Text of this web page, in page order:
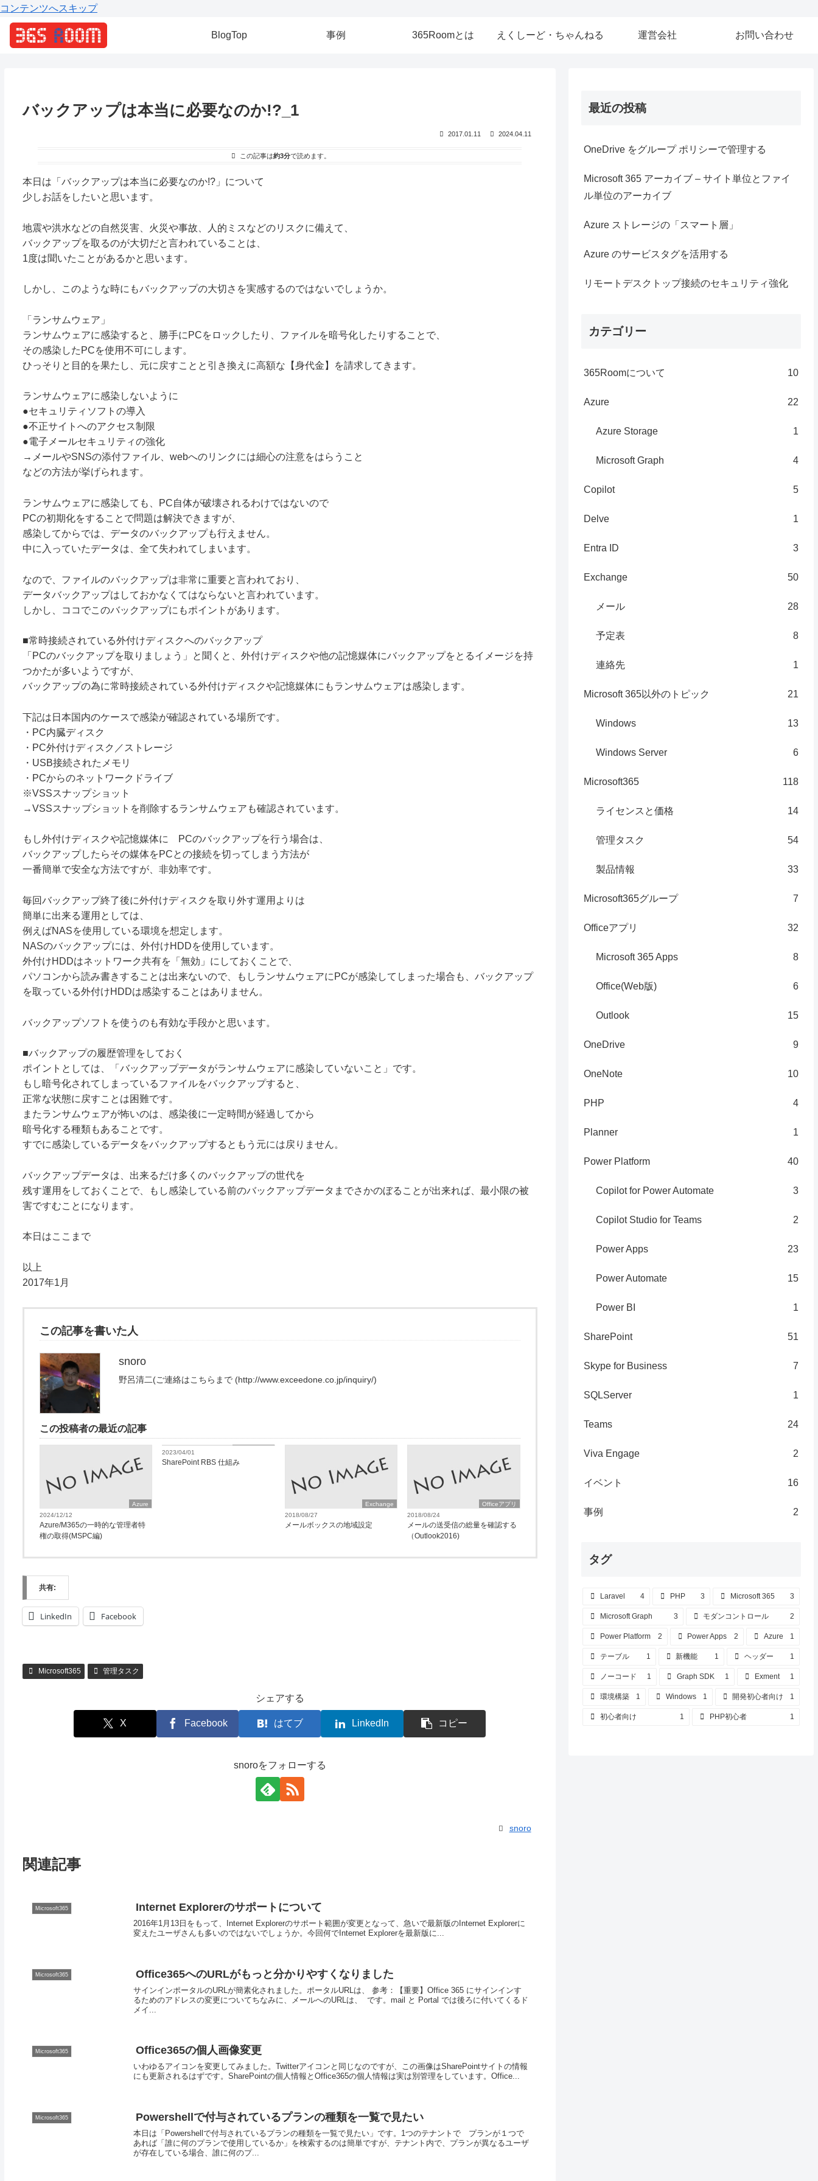
コンテンツへスキップ
BlogTop 事例 365Roomとは えくしーど・ちゃんねる 運営会社 お問い合わせ
バックアップは本当に必要なのか!?_1
2017.01.11 2024.04.11
この記事は約3分で読めます。
本日は「バックアップは本当に必要なのか!?」について
少しお話をしたいと思います。
地震や洪水などの自然災害、火災や事故、人的ミスなどのリスクに備えて、
バックアップを取るのが大切だと言われていることは、
1度は聞いたことがあるかと思います。
しかし、このような時にもバックアップの大切さを実感するのではないでしょうか。
「ランサムウェア」
ランサムウェアに感染すると、勝手にPCをロックしたり、ファイルを暗号化したりすることで、
その感染したPCを使用不可にします。
ひっそりと目的を果たし、元に戻すことと引き換えに高額な【身代金】を請求してきます。
ランサムウェアに感染しないように
●セキュリティソフトの導入
●不正サイトへのアクセス制限
●電子メールセキュリティの強化
→メールやSNSの添付ファイル、webへのリンクには細心の注意をはらうこと
などの方法が挙げられます。
ランサムウェアに感染しても、PC自体が破壊されるわけではないので
PCの初期化をすることで問題は解決できますが、
感染してからでは、データのバックアップも行えません。
中に入っていたデータは、全て失われてしまいます。
なので、ファイルのバックアップは非常に重要と言われており、
データバックアップはしておかなくてはならないと言われています。
しかし、ココでこのバックアップにもポイントがあります。
■常時接続されている外付けディスクへのバックアップ
「PCのバックアップを取りましょう」と聞くと、外付けディスクや他の記憶媒体にバックアップをとるイメージを持
つかたが多いようですが、
バックアップの為に常時接続されている外付けディスクや記憶媒体にもランサムウェアは感染します。
下記は日本国内のケースで感染が確認されている場所です。
・PC内臓ディスク
・PC外付けディスク／ストレージ
・USB接続されたメモリ
・PCからのネットワークドライブ
※VSSスナップショット
→VSSスナップショットを削除するランサムウェアも確認されています。
もし外付けディスクや記憶媒体に PCのバックアップを行う場合は、
バックアップしたらその媒体をPCとの接続を切ってしまう方法が
一番簡単で安全な方法ですが、非効率です。
毎回バックアップ終了後に外付けディスクを取り外す運用よりは
簡単に出来る運用としては、
例えばNASを使用している環境を想定します。
NASのバックアップには、外付けHDDを使用しています。
外付けHDDはネットワーク共有を「無効」にしておくことで、
パソコンから読み書きすることは出来ないので、もしランサムウェアにPCが感染してしまった場合も、バックアップ
を取っている外付けHDDは感染することはありません。
バックアップソフトを使うのも有効な手段かと思います。
■バックアップの履歴管理をしておく
ポイントとしては、「バックアップデータがランサムウェアに感染していないこと」です。
もし暗号化されてしまっているファイルをバックアップすると、
正常な状態に戻すことは困難です。
またランサムウェアが怖いのは、感染後に一定時間が経過してから
暗号化する種類もあることです。
すでに感染しているデータをバックアップするともう元には戻りません。
バックアップデータは、出来るだけ多くのバックアップの世代を
残す運用をしておくことで、もし感染している前のバックアップデータまでさかのぼることが出来れば、最小限の被
害ですむことになります。
本日はここまで
以上
2017年1月
この記事を書いた人
snoro
野呂清二(ご連絡はこちらまで (http://www.exceedone.co.jp/inquiry/)
この投稿者の最近の記事
Azure
2024/12/12
Azure/M365の一時的な管理者特
権の取得(MSPC編)
2023/04/01
SharePoint RBS 仕組み
Exchange
2018/08/27
メールボックスの地域設定
Officeアプリ
2018/08/24
メールの送受信の総量を確認する
（Outlook2016)
共有:
LinkedIn Facebook
Microsoft365 管理タスク
シェアする
X Facebook はてブ LinkedIn コピー
snoroをフォローする
snoro
関連記事
Microsoft365 Internet Explorerのサポートについて
2016年1月13日をもって、Internet Explorerのサポート範囲が変更となって、急いで最新版のInternet Explorerに
変えたユーザさんも多いのではないでしょうか。今回何でInternet Explorerを最新版に...
Microsoft365 Office365へのURLがもっと分かりやすくなりました
サインインポータルのURLが簡素化されました。ポータルURLは、 参考：【重要】Office 365 にサインインす
るためのアドレスの変更についてちなみに、メールへのURLは、 です。mail と Portal では後ろに付いてくるド
メイ...
Microsoft365 Office365の個人画像変更
いわゆるアイコンを変更してみました。Twitterアイコンと同じなのですが、この画像はSharePointサイトの情報
にも更新されるはずです。SharePointの個人情報とOffice365の個人情報は実は別管理をしています。Office...
Microsoft365 Powershellで付与されているプランの種類を一覧で見たい
本日は「Powershellで付与されているプランの種類を一覧で見たい」です。1つのテナントで プランが１つで
あれば「誰に何のプランで使用しているか」を検索するのは簡単ですが、テナント内で、プランが異なるユーザ
が存在している場合、誰に何のプ...
最近の投稿
OneDrive をグループ ポリシーで管理する
Microsoft 365 アーカイブ – サイト単位とファイ
ル単位のアーカイブ
Azure ストレージの「スマート層」
Azure のサービスタグを活用する
リモートデスクトップ接続のセキュリティ強化
カテゴリー
365Roomについて 10
Azure 22
Azure Storage 1
Microsoft Graph 4
Copilot 5
Delve 1
Entra ID 3
Exchange 50
メール 28
予定表 8
連絡先 1
Microsoft 365以外のトピック 21
Windows 13
Windows Server 6
Microsoft365 118
ライセンスと価格 14
管理タスク 54
製品情報 33
Microsoft365グループ 7
Officeアプリ 32
Microsoft 365 Apps 8
Office(Web版) 6
Outlook 15
OneDrive 9
OneNote 10
PHP 4
Planner 1
Power Platform 40
Copilot for Power Automate 3
Copilot Studio for Teams 2
Power Apps 23
Power Automate 15
Power BI 1
SharePoint 51
Skype for Business 7
SQLServer 1
Teams 24
Viva Engage 2
イベント 16
事例 2
タグ
Laravel 4 PHP 3 Microsoft 365 3
Microsoft Graph 3 モダンコントロール 2
Power Platform 2 Power Apps 2 Azure 1
テーブル 1 新機能 1 ヘッダー 1
ノーコード 1 Graph SDK 1 Exment 1
環境構築 1 Windows 1 開発初心者向け 1
初心者向け 1 PHP初心者 1